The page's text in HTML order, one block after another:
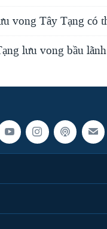
vong Tây Tạng có
lưu vong bầu